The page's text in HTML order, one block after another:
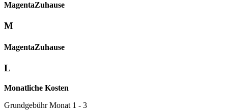
Magenta­Zuhause
M
Magenta­Zuhause
L
Monatliche Kosten
Grundgebühr Monat 1 - 3